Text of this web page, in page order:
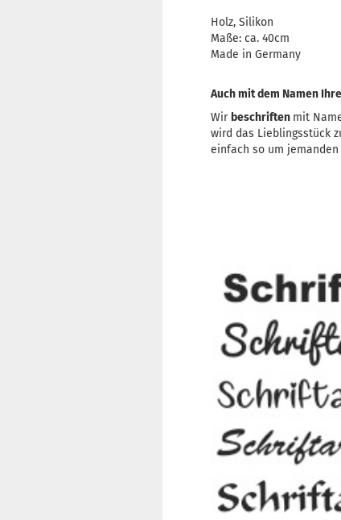
Holz, Silikon
Maße: ca. 40cm
Made in Germany
Auch mit dem Namen
Wir beschriften mit
wird das Lieblingsstück
einfach so um